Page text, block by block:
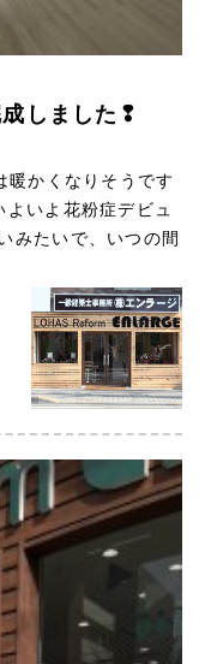
しました❢
かくなりそうです
いよ花粉症デビュ
みたいで、いつの間